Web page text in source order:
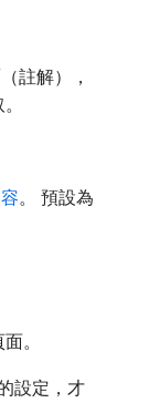
註解），
。 預設為
。
設定，才